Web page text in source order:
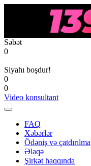
Səbət
0
Siyahı boşdur!
0
0
Video konsultant
FAQ
Xəbərlər
Ödəniş və çatdırılma
Əlaqə
Şirkət haqqında